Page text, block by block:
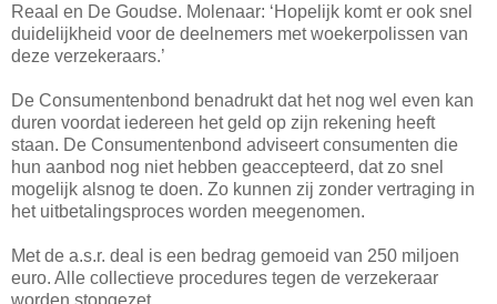
Reaal en De Goudse. Molenaar: ‘Hopelijk komt er ook snel
duidelijkheid voor de deelnemers met woekerpolissen van
deze verzekeraars.’
De Consumentenbond benadrukt dat het nog wel even kan
duren voordat iedereen het geld op zijn rekening heeft
staan. De Consumentenbond adviseert consumenten die
hun aanbod nog niet hebben geaccepteerd, dat zo snel
mogelijk alsnog te doen. Zo kunnen zij zonder vertraging in
het uitbetalingsproces worden meegenomen.
Met de a.s.r. deal is een bedrag gemoeid van 250 miljoen
euro. Alle collectieve procedures tegen de verzekeraar
worden stopgezet.